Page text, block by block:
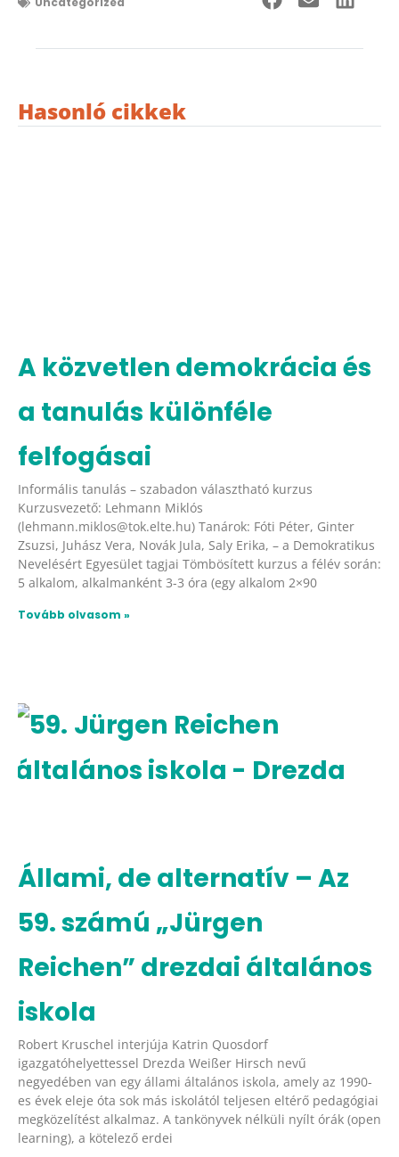
Hasonló cikkek
A közvetlen demokrácia és
a tanulás különféle
felfogásai
Informális tanulás – szabadon választható kurzus
Kurzusvezető: Lehmann Miklós
(lehmann.miklos@tok.elte.hu) Tanárok: Fóti Péter, Ginter
Zsuzsi, Juhász Vera, Novák Jula, Saly Erika, – a Demokratikus
Nevelésért Egyesület tagjai Tömbösített kurzus a félév során:
5 alkalom, alkalmanként 3-3 óra (egy alkalom 2×90
Tovább olvasom »
Állami, de alternatív – Az
59. számú „Jürgen
Reichen” drezdai általános
iskola
Robert Kruschel interjúja Katrin Quosdorf
igazgatóhelyettessel Drezda Weißer Hirsch nevű
negyedében van egy állami általános iskola, amely az 1990-
es évek eleje óta sok más iskolától teljesen eltérő pedagógiai
megközelítést alkalmaz. A tankönyvek nélküli nyílt órák (open
learning), a kötelező erdei